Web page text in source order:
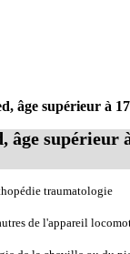
âge supérieur à
supérieur
traumatologie
de l'appareil